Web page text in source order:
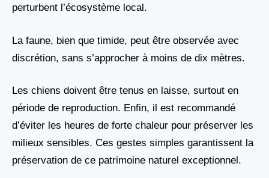
perturbent l’écosystème local.
La faune, bien que timide, peut être observée avec
discrétion, sans s’approcher à moins de dix mètres.
Les chiens doivent être tenus en laisse, surtout en
période de reproduction. Enfin, il est recommandé
d’éviter les heures de forte chaleur pour préserver les
milieux sensibles. Ces gestes simples garantissent la
préservation de ce patrimoine naturel exceptionnel.